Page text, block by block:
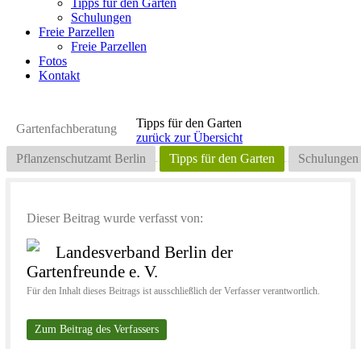
Tipps für den Garten
Schulungen
Freie Parzellen
Freie Parzellen
Fotos
Kontakt
Gartenfachberatung
Pflanzenschutzamt Berlin Tipps für den Garten Schulungen
Tipps für den Garten
zurück zur Übersicht
Dieser Beitrag wurde verfasst von:
Landesverband Berlin der
Gartenfreunde e. V.
Für den Inhalt dieses Beitrags ist ausschließlich der Verfasser verantwortlich.
Zum Beitrag des Verfassers